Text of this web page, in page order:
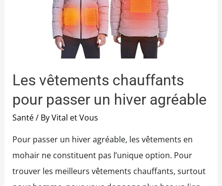
Les vêtements chauffants
pour passer un hiver agréable
Santé/ ByVital et Vous
Pour passer un hiver agréable, les vêtements en
mohair ne constituent pas l’unique option. Pour
trouver les meilleurs vêtements chauffants, surtout